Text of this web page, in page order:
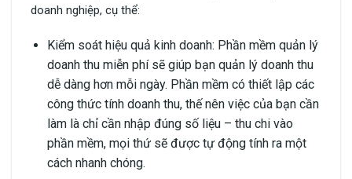
doanh nghiệp, cụ thể:
Kiểm soát hiệu quả kinh doanh: Phần mềm quản lý
doanh thu miễn phí sẽ giúp bạn quản lý doanh thu
dễ dàng hơn mỗi ngày. Phần mềm có thiết lập các
công thức tính doanh thu, thế nên việc của bạn cần
làm là chỉ cần nhập đúng số liệu – thu chi vào
phần mềm, mọi thứ sẽ được tự động tính ra một
cách nhanh chóng.